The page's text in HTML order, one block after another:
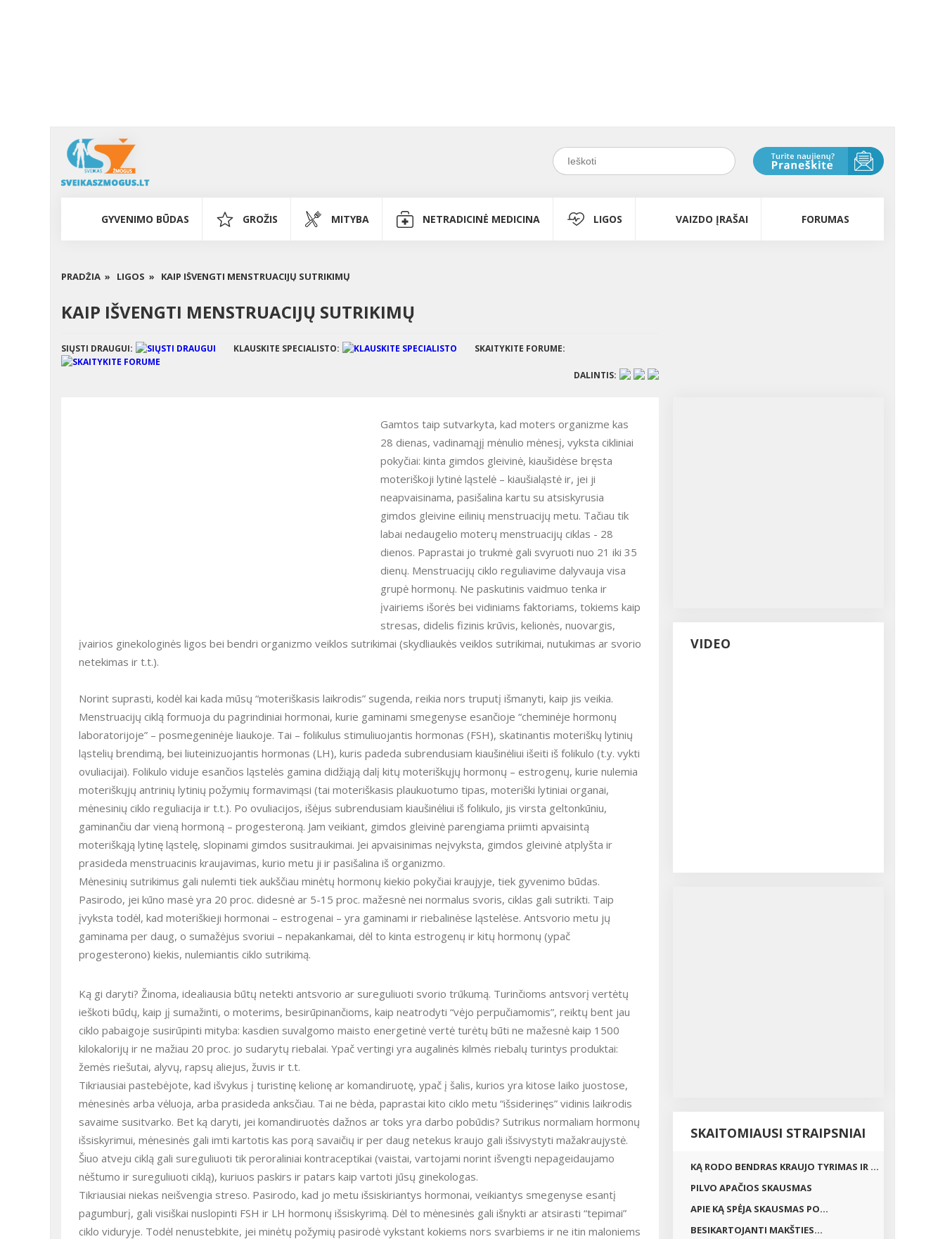
GYVENIMO BŪDAS GROŽIS MITYBA NETRADICINĖ MEDICINA LIGOS VAIZDO ĮRAŠAI FORUMAS
PRADŽIA » LIGOS » KAIP IŠVENGTI MENSTRUACIJŲ SUTRIKIMŲ
KAIP IŠVENGTI MENSTRUACIJŲ SUTRIKIMŲ
SIŲSTI DRAUGUI: KLAUSKITE SPECIALISTO: SKAITYKITE FORUME:
DALINTIS:
Gamtos taip sutvarkyta, kad moters organizme kas
28 dienas, vadinamąjį mėnulio mėnesį, vyksta cikliniai
pokyčiai: kinta gimdos gleivinė, kiaušidėse bręsta
moteriškoji lytinė ląstelė – kiaušialąstė ir, jei ji
neapvaisinama, pasišalina kartu su atsiskyrusia
gimdos gleivine eilinių menstruacijų metu. Tačiau tik
labai nedaugelio moterų menstruacijų ciklas - 28
dienos. Paprastai jo trukmė gali svyruoti nuo 21 iki 35
dienų. Menstruacijų ciklo reguliavime dalyvauja visa
grupė hormonų. Ne paskutinis vaidmuo tenka ir
įvairiems išorės bei vidiniams faktoriams, tokiems kaip
stresas, didelis fizinis krūvis, kelionės, nuovargis,
įvairios ginekologinės ligos bei bendri organizmo veiklos sutrikimai (skydliaukės veiklos sutrikimai, nutukimas ar svorio
netekimas ir t.t.).
Norint suprasti, kodėl kai kada mūsų “moteriškasis laikrodis” sugenda, reikia nors truputį išmanyti, kaip jis veikia.
Menstruacijų ciklą formuoja du pagrindiniai hormonai, kurie gaminami smegenyse esančioje “cheminėje hormonų
laboratorijoje” – posmegeninėje liaukoje. Tai – folikulus stimuliuojantis hormonas (FSH), skatinantis moteriškų lytinių
ląstelių brendimą, bei liuteinizuojantis hormonas (LH), kuris padeda subrendusiam kiaušinėliui išeiti iš folikulo (t.y. vykti
ovuliacijai). Folikulo viduje esančios ląstelės gamina didžiąją dalį kitų moteriškųjų hormonų – estrogenų, kurie nulemia
moteriškųjų antrinių lytinių požymių formavimąsi (tai moteriškasis plaukuotumo tipas, moteriški lytiniai organai,
mėnesinių ciklo reguliacija ir t.t.). Po ovuliacijos, išėjus subrendusiam kiaušinėliui iš folikulo, jis virsta geltonkūniu,
gaminančiu dar vieną hormoną – progesteroną. Jam veikiant, gimdos gleivinė parengiama priimti apvaisintą
moteriškąją lytinę ląstelę, slopinami gimdos susitraukimai. Jei apvaisinimas neįvyksta, gimdos gleivinė atplyšta ir
prasideda menstruacinis kraujavimas, kurio metu ji ir pasišalina iš organizmo.
Mėnesinių sutrikimus gali nulemti tiek aukščiau minėtų hormonų kiekio pokyčiai kraujyje, tiek gyvenimo būdas.
Pasirodo, jei kūno masė yra 20 proc. didesnė ar 5-15 proc. mažesnė nei normalus svoris, ciklas gali sutrikti. Taip
įvyksta todėl, kad moteriškieji hormonai – estrogenai – yra gaminami ir riebalinėse ląstelėse. Antsvorio metu jų
gaminama per daug, o sumažėjus svoriui – nepakankamai, dėl to kinta estrogenų ir kitų hormonų (ypač
progesterono) kiekis, nulemiantis ciklo sutrikimą.
Ką gi daryti? Žinoma, idealiausia būtų netekti antsvorio ar sureguliuoti svorio trūkumą. Turinčioms antsvorį vertėtų
ieškoti būdų, kaip jį sumažinti, o moterims, besirūpinančioms, kaip neatrodyti “vėjo perpučiamomis”, reiktų bent jau
ciklo pabaigoje susirūpinti mityba: kasdien suvalgomo maisto energetinė vertė turėtų būti ne mažesnė kaip 1500
kilokalorijų ir ne mažiau 20 proc. jo sudarytų riebalai. Ypač vertingi yra augalinės kilmės riebalų turintys produktai:
žemės riešutai, alyvų, rapsų aliejus, žuvis ir t.t.
Tikriausiai pastebėjote, kad išvykus į turistinę kelionę ar komandiruotę, ypač į šalis, kurios yra kitose laiko juostose,
mėnesinės arba vėluoja, arba prasideda anksčiau. Tai ne bėda, paprastai kito ciklo metu “išsiderinęs” vidinis laikrodis
savaime susitvarko. Bet ką daryti, jei komandiruotės dažnos ar toks yra darbo pobūdis? Sutrikus normaliam hormonų
išsiskyrimui, mėnesinės gali imti kartotis kas porą savaičių ir per daug netekus kraujo gali išsivystyti mažakraujystė.
Šiuo atveju ciklą gali sureguliuoti tik peroraliniai kontraceptikai (vaistai, vartojami norint išvengti nepageidaujamo
nėštumo ir sureguliuoti ciklą), kuriuos paskirs ir patars kaip vartoti jūsų ginekologas.
Tikriausiai niekas neišvengia streso. Pasirodo, kad jo metu išsiskiriantys hormonai, veikiantys smegenyse esantį
pagumburį, gali visiškai nuslopinti FSH ir LH hormonų išsiskyrimą. Dėl to mėnesinės gali išnykti ar atsirasti “tepimai”
ciklo viduryje. Todėl nenustebkite, jei minėtų požymių pasirodė vykstant kokiems nors svarbiems ir ne itin maloniems
VIDEO
SKAITOMIAUSI STRAIPSNIAI
KĄ RODO BENDRAS KRAUJO TYRIMAS IR ...
PILVO APAČIOS SKAUSMAS
APIE KĄ SPĖJA SKAUSMAS PO...
BESIKARTOJANTI MAKŠTIES...